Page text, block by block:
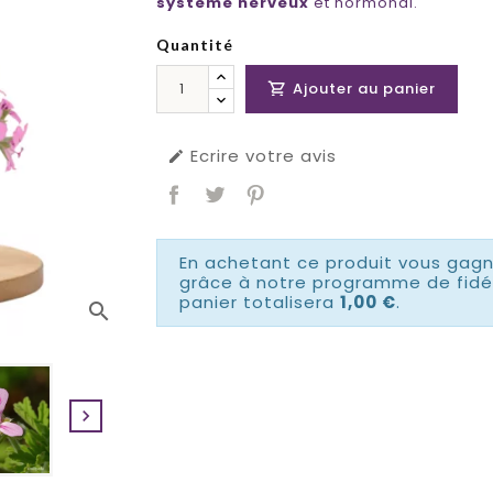
search

Quantité
 Ajouter au panier
 Ecrire votre avis
En achetant ce produit vous
grâce à notre programme de
panier totalisera 1,00 €.